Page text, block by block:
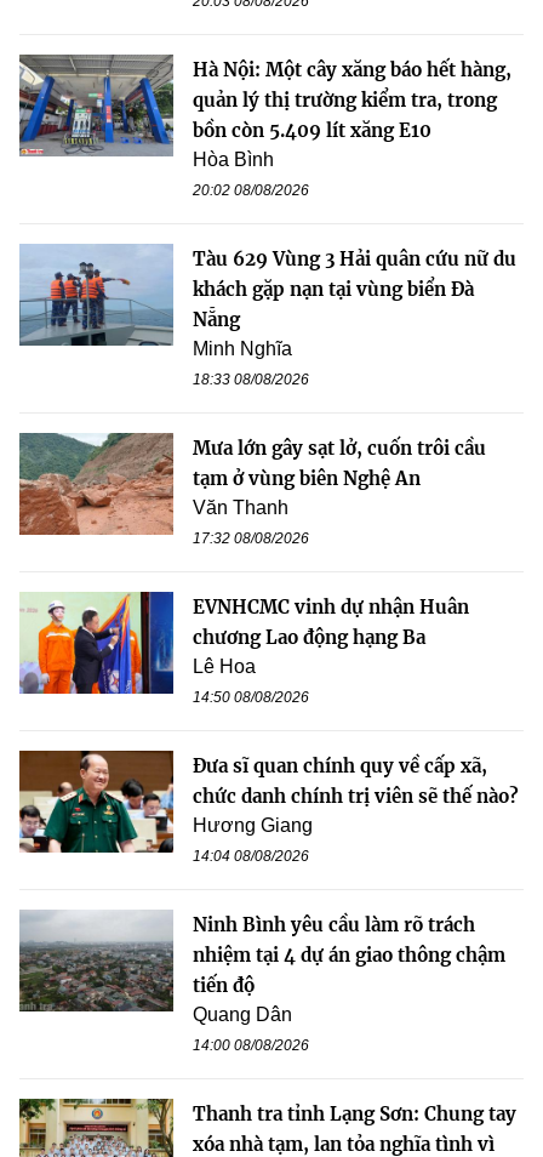
Hà Nội: Một cây xăng báo hết hàng,
quản lý thị trường kiểm tra, trong
bồn còn 5.409 lít xăng E10
Hòa Bình
20:02 08/08/2026
Tàu 629 Vùng 3 Hải quân cứu nữ du
khách gặp nạn tại vùng biển Đà
Nẵng
Minh Nghĩa
18:33 08/08/2026
Mưa lớn gây sạt lở, cuốn trôi cầu
tạm ở vùng biên Nghệ An
Văn Thanh
17:32 08/08/2026
EVNHCMC vinh dự nhận Huân
chương Lao động hạng Ba
Lê Hoa
14:50 08/08/2026
Đưa sĩ quan chính quy về cấp xã,
chức danh chính trị viên sẽ thế nào?
Hương Giang
14:04 08/08/2026
Ninh Bình yêu cầu làm rõ trách
nhiệm tại 4 dự án giao thông chậm
tiến độ
Quang Dân
14:00 08/08/2026
Thanh tra tỉnh Lạng Sơn: Chung tay
xóa nhà tạm, lan tỏa nghĩa tình vì